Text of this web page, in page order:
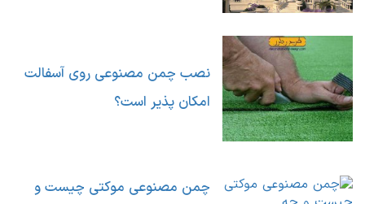
نصب چمن مصنوعی روی آسفالت
امکان پذیر است؟
چمن مصنوعی موکتی چیست و